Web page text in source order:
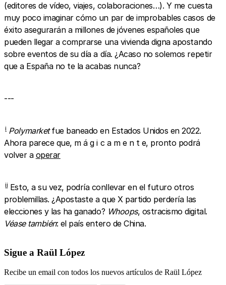
(editores de vídeo, viajes, colaboraciones…). Y me cuesta
muy poco imaginar cómo un par de improbables casos de
éxito asegurarán a millones de jóvenes españoles que
pueden llegar a comprarse una vivienda digna apostando
sobre eventos de su día a día. ¿Acaso no solemos repetir
que a España no te la acabas nunca?
---
i Polymarketfue baneado en Estados Unidos en 2022.
Ahora parece que, m á g i c a m e n t e, pronto podrá
volver a operar
iiEsto, a su vez, podría conllevar en el futuro otros
problemillas. ¿Apostaste a que X partido perdería las
elecciones y las ha ganado? Whoops, ostracismo digital.
Véase también: el país entero de China.
Sigue a Raül López
Recibe un email con todos los nuevos artículos de Raül López